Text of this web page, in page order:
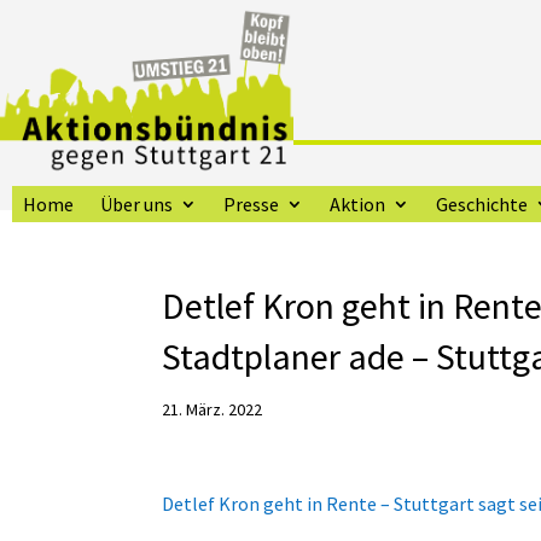
Home Über uns Presse Aktion Geschichte
Detlef Kron geht in
Stadtplaner ade –
21. März. 2022
Detlef Kron geht in Rente – Stuttgart sagt